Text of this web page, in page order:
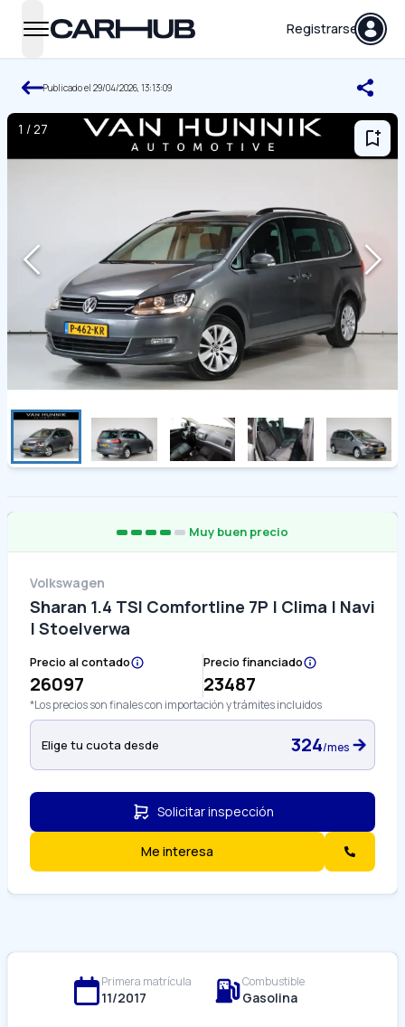
open navigation menu
Carhub Registrarse
Publicado el 29/04/2026, 13:13:09
1 /27
Muy buen precio
Volkswagen
Sharan 1.4 TSI Comfortline 7P | Clima | Navi
| Stoelverwa
Precio al contado
26097
Precio financiado
23487
*Los precios son finales con importación y trámites incluidos
Elige tu cuota desde 324/mes
Solicitar inspección
Me interesa
Primera matrícula
11/2017
Combustible
Gasolina